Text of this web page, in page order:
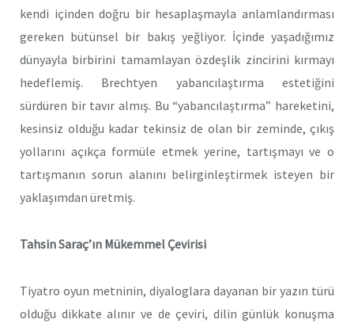
kendi içinden doğru bir hesaplaşmayla anlamlandırması
gereken bütünsel bir bakış yeğliyor. İçinde yaşadığımız
dünyayla birbirini tamamlayan özdeşlik zincirini kırmayı
hedeflemiş. Brechtyen yabancılaştırma estetiğini
sürdüren bir tavır almış. Bu “yabancılaştırma” hareketini,
kesinsiz olduğu kadar tekinsiz de olan bir zeminde, çıkış
yollarını açıkça formüle etmek yerine, tartışmayı ve o
tartışmanın sorun alanını belirginleştirmek isteyen bir
yaklaşımdan üretmiş.
Tahsin Saraç’ın Mükemmel Çevirisi
Tiyatro oyun metninin, diyaloglara dayanan bir yazın türü
olduğu dikkate alınır ve de çeviri, dilin günlük konuşma